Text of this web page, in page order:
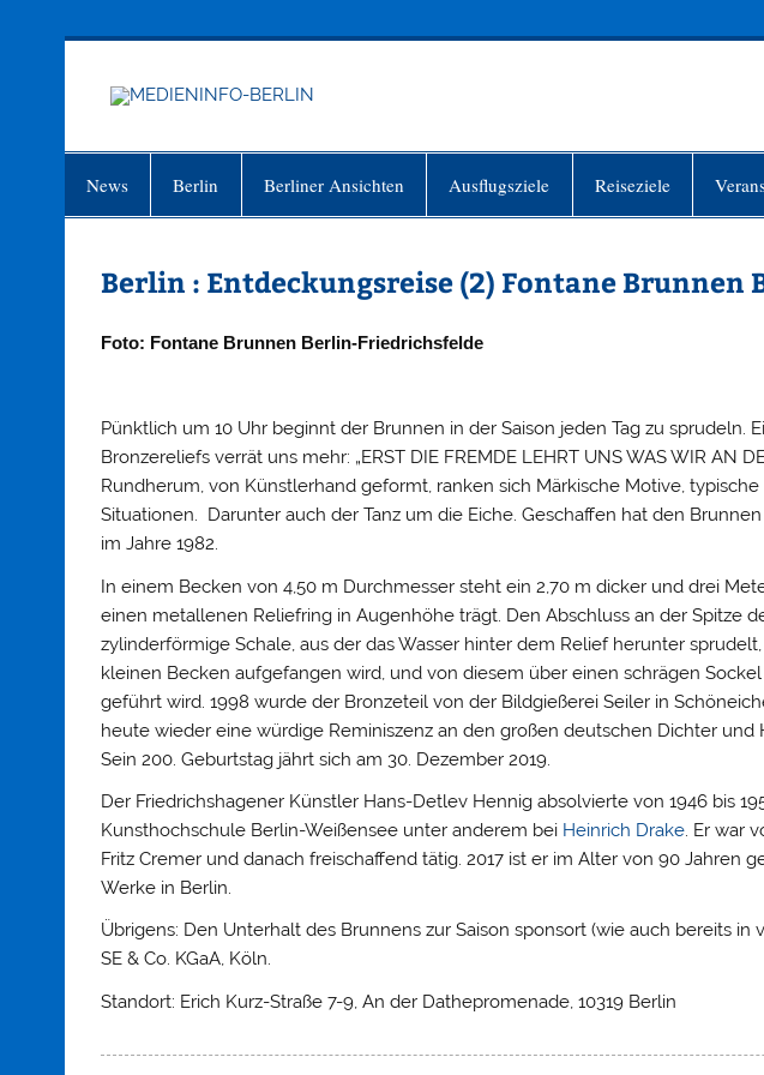
News Berlin Berliner Ansichten Ausflugsziele Reiseziele
Berlin : Entdeckungsreise (2) Fontane
Foto: Fontane Brunnen Berlin-Friedrichsfelde
Pünktlich um 10 Uhr beginnt der Brunnen in der Saison jeden Tag zu sprudeln.
Bronzereliefs verrät uns mehr: „ERST DIE FREMDE LEHRT UNS WAS WIR AN
Rundherum, von Künstlerhand geformt, ranken sich Märkische Motive,
Situationen. Darunter auch der Tanz um die Eiche. Geschaffen hat den
im Jahre 1982.
In einem Becken von 4,50 m Durchmesser steht ein 2,70 m dicker und drei
einen metallenen Reliefring in Augenhöhe trägt. Den Abschluss an der Spitze
zylinderförmige Schale, aus der das Wasser hinter dem Relief herunter
kleinen Becken aufgefangen wird, und von diesem über einen schrägen
geführt wird. 1998 wurde der Bronzeteil von der Bildgießerei Seiler in
heute wieder eine würdige Reminiszenz an den großen deutschen Dichter und
Sein 200. Geburtstag jährt sich am 30. Dezember 2019.
Der Friedrichshagener Künstler Hans-Detlev Hennig absolvierte von 1946 bis
Kunsthochschule Berlin-Weißensee unter anderem bei Heinrich Drake. Er war
Fritz Cremer und danach freischaffend tätig. 2017 ist er im Alter von 90 Jahren
Werke in Berlin.
Übrigens: Den Unterhalt des Brunnens zur Saison sponsort (wie auch bereits in
SE & Co. KGaA, Köln.
Standort: Erich Kurz-Straße 7-9, An der Dathepromenade, 10319 Berlin